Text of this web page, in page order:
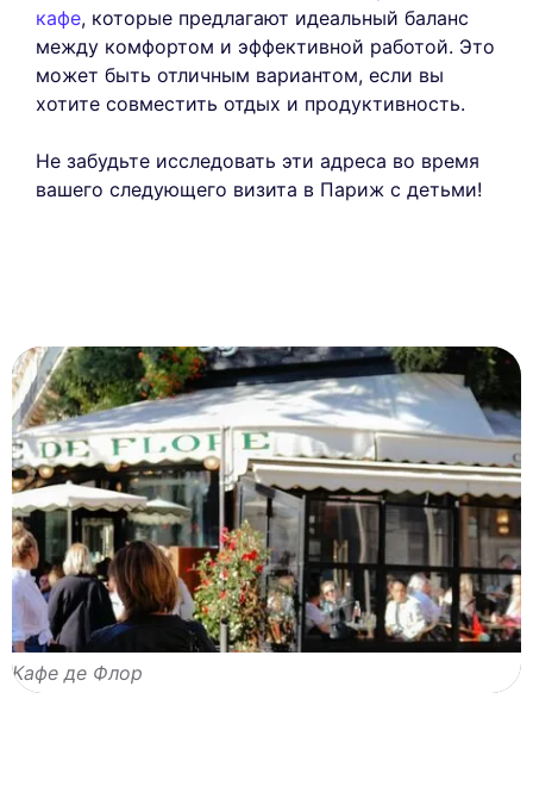
кафе, которые предлагают идеальный баланс
между комфортом и эффективной работой. Это
может быть отличным вариантом, если вы
хотите совместить отдых и продуктивность.
Не забудьте исследовать эти адреса во время
вашего следующего визита в Париж с детьми!
Кафе де Флор